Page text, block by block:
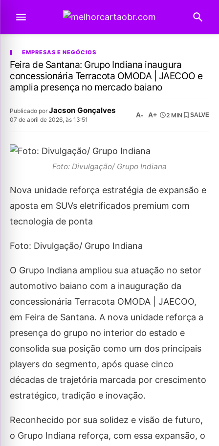
EMPRESAS E NEGÓCIOS
Feira de Santana: Grupo Indiana inaugura
concessionária Terracota OMODA | JAECOO e
amplia presença no mercado baiano
Publicado por Jacson Gonçalves
07 de abril de 2026, às 13:51
A- A+ 2 MIN SALVE
Foto: Divulgação/ Grupo Indiana
Nova unidade reforça estratégia de expansão e
aposta em SUVs eletrificados premium com
tecnologia de ponta
Foto: Divulgação/ Grupo Indiana
O Grupo Indiana ampliou sua atuação no setor
automotivo baiano com a inauguração da
concessionária Terracota OMODA | JAECOO,
em Feira de Santana. A nova unidade reforça a
presença do grupo no interior do estado e
consolida sua posição como um dos principais
players do segmento, após quase cinco
décadas de trajetória marcada por crescimento
estratégico, tradição e inovação.
Reconhecido por sua solidez e visão de futuro,
o Grupo Indiana reforça, com essa expansão, o